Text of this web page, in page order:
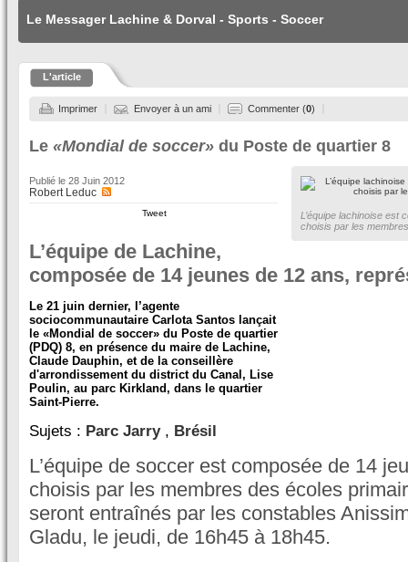
Le Messager Lachine & Dorval - Sports - Soccer
L'article
Imprimer Envoyer à un ami Commenter (0)
Le «Mondial de soccer» du Poste de quartier 8
L’équipe lachinoise est
choisis par les
Publié le 28 Juin 2012
Robert Leduc
Tweet
L’équipe de Lachine,
composée de 14 jeunes de 12 ans,
Le 21 juin dernier, l’agente
sociocommunautaire Carlota Santos lançait
le «Mondial de soccer» du Poste de quartier
(PDQ) 8, en présence du maire de Lachine,
Claude Dauphin, et de la conseillère
d'arrondissement du district du Canal, Lise
Poulin, au parc Kirkland, dans le quartier
Saint-Pierre.
Sujets : Parc Jarry, Brésil
L’équipe de soccer est composée de 14
choisis par les membres des écoles
seront entraînés par les constables
Gladu, le jeudi, de 16h45 à 18h45.